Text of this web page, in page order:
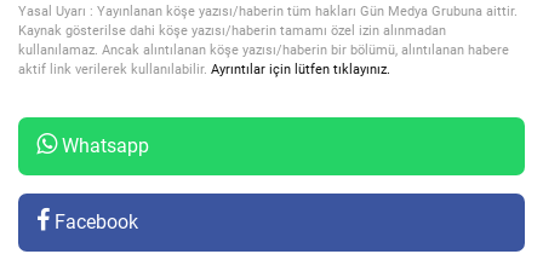
Yasal Uyarı : Yayınlanan köşe yazısı/haberin tüm hakları Gün Medya Grubuna aittir.
Kaynak gösterilse dahi köşe yazısı/haberin tamamı özel izin alınmadan
kullanılamaz. Ancak alıntılanan köşe yazısı/haberin bir bölümü, alıntılanan habere
aktif link verilerek kullanılabilir. Ayrıntılar için lütfen tıklayınız.
Whatsapp
Facebook